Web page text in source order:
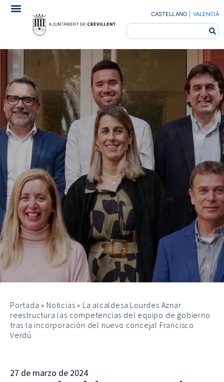
CASTELLANO VALENCIÀ
Portada » Noticias » La alcaldesa Lourdes Aznar
reestructura las competencias del equipo de gobierno
tras la incorporación del nuevo concejal Francisco
Verdú
27 de marzo de 2024